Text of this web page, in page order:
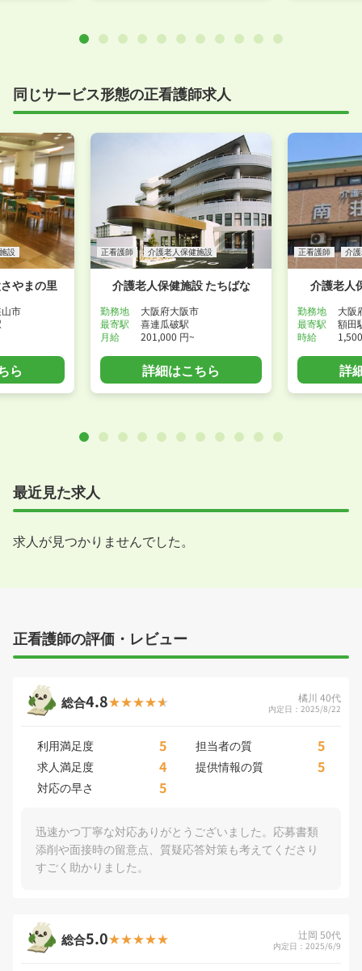
同じサービス形態の正看護師求人
設
やまの里
市
ら
正看護師 介護老人保健施設
介護老人保健施設 たちばな
勤務地
大阪府大阪市
最寄駅
喜連瓜破駅
月給
201,000 円~
詳細はこちら
正看護師 介
介護老人
勤務地
大阪
最寄駅
額田
時給
詳
最近見た求人
求人が見つかりませんでした。
正看護師の評価・レビュー
総合4.8 橘川 40代
内定日：2025/8/22
利用満足度 5 担当者の質 5
求人満足度 4 提供情報の質 5
対応の早さ 5
迅速かつ丁寧な対応ありがとうございました。応募書類
添削や面接時の留意点、質疑応答対策も考えてくださり
すごく助かりました。
総合5.0 辻岡 50代
内定日：2025/6/9